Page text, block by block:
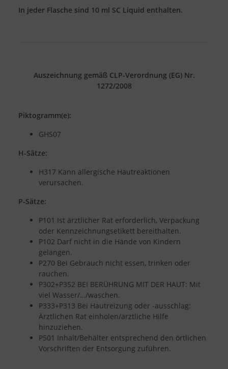
In jeder Flasche sind 10 ml SC Liquid enthalten.
Auszeichnung gemäß CLP-Verordnung (EG) Nr.
1272/2008
Piktogramm(e):
GHS07
H-Sätze:
H317 Kann allergische Hautreaktionen
verursachen.
P-Sätze:
P101 Ist ärztlicher Rat erforderlich, Verpackung
oder Kennzeichnungsetikett bereithalten.
P102 Darf nicht in die Hände von Kindern
gelangen.
P270 Bei Gebrauch nicht essen, trinken oder
rauchen.
P302+P352 BEI BERÜHRUNG MIT DER HAUT: Mit
viel Wasser/…/waschen.
P333+P313 Bei Hautreizung oder -ausschlag:
Ärztlichen Rat einholen/ärztliche Hilfe
hinzuziehen.
P501 Inhalt/Behälter entsprechend den örtlichen
Vorschriften der Entsorgung zuführen.